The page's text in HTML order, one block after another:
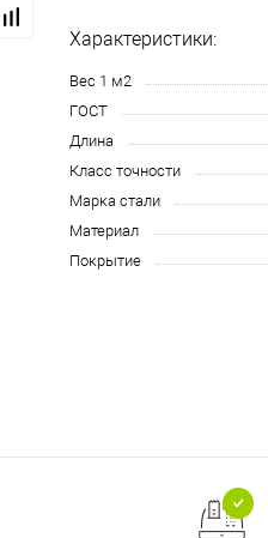
Характеристики:
Вес 1 м2
ГОСТ
Длина
Класс точности
Марка стали
Материал
Покрытие